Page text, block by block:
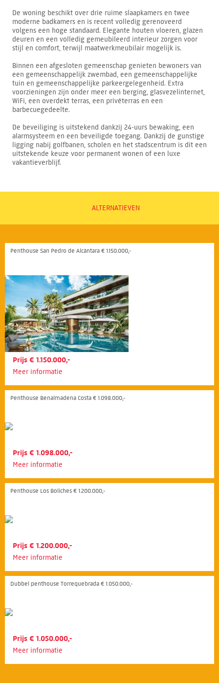
De woning beschikt over drie ruime slaapkamers en twee
moderne badkamers en is recent volledig gerenoveerd
volgens een hoge standaard. Elegante houten vloeren, glazen
deuren en een volledig gemeubileerd interieur zorgen voor
stijl en comfort, terwijl maatwerkmeubilair mogelijk is.
Binnen een afgesloten gemeenschap genieten bewoners van
een gemeenschappelijk zwembad, een gemeenschappelijke
tuin en gemeenschappelijke parkeergelegenheid. Extra
voorzieningen zijn onder meer een berging, glasvezelinternet,
WiFi, een overdekt terras, een privéterras en een
barbecuegedeelte.
De beveiliging is uitstekend dankzij 24-uurs bewaking, een
alarmsysteem en een beveiligde toegang. Dankzij de gunstige
ligging nabij golfbanen, scholen en het stadscentrum is dit een
uitstekende keuze voor permanent wonen of een luxe
vakantieverblijf.
ALTERNATIEVEN
Penthouse San Pedro de Alcántara € 1.150.000,-
Prijs € 1.150.000,-
Meer informatie
Penthouse Benalmadena Costa € 1.098.000,-
Prijs € 1.098.000,-
Meer informatie
Penthouse Los Boliches € 1.200.000,-
Prijs € 1.200.000,-
Meer informatie
Dubbel penthouse Torrequebrada € 1.050.000,-
Prijs € 1.050.000,-
Meer informatie